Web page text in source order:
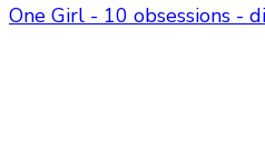
One Girl - 10 obsessions -